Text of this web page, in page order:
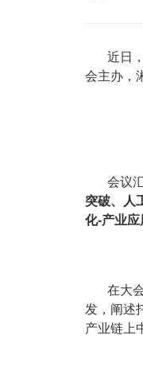
近日
会主办，
会议
突破、人
化-产业应
在大
发，阐述
产业链上